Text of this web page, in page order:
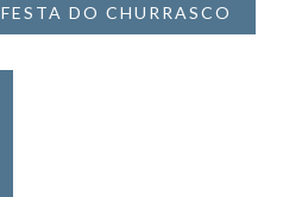
FESTA DO CHURRASCO